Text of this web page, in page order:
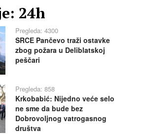
24h
Pregleda: 4300
SRCE Pančevo traži ostavke
zbog požara u Deliblatskoj
peščari
Pregleda: 858
Krkobabić: Nijedno veće selo
ne sme da bude bez
Dobrovoljnog vatrogasnog
društva